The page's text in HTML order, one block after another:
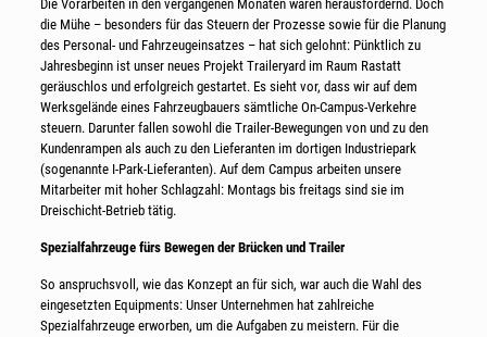
Die Vorarbeiten in den vergangenen Monaten waren herausfordernd. Doch
die Mühe – besonders für das Steuern der Prozesse sowie für die Planung
des Personal- und Fahrzeugeinsatzes – hat sich gelohnt: Pünktlich zu
Jahresbeginn ist unser neues Projekt Traileryard im Raum Rastatt
geräuschlos und erfolgreich gestartet. Es sieht vor, dass wir auf dem
Werksgelände eines Fahrzeugbauers sämtliche On-Campus-Verkehre
steuern. Darunter fallen sowohl die Trailer-Bewegungen von und zu den
Kundenrampen als auch zu den Lieferanten im dortigen Industriepark
(sogenannte I-Park-Lieferanten). Auf dem Campus arbeiten unsere
Mitarbeiter mit hoher Schlagzahl: Montags bis freitags sind sie im
Dreischicht-Betrieb tätig.
Spezialfahrzeuge fürs Bewegen der Brücken und Trailer
So anspruchsvoll, wie das Konzept an für sich, war auch die Wahl des
eingesetzten Equipments: Unser Unternehmen hat zahlreiche
Spezialfahrzeuge erworben, um die Aufgaben zu meistern. Für die